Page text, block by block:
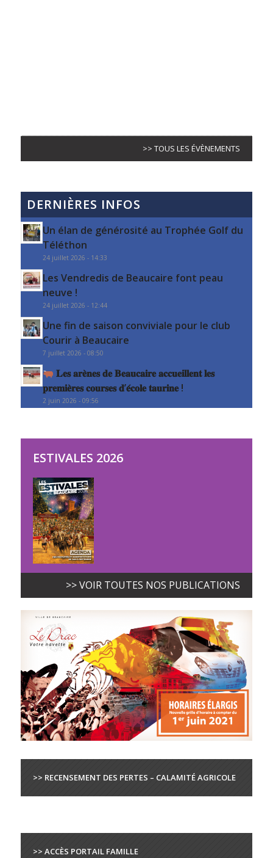
>> TOUS LES ÉVÈNEMENTS
DERNIÈRES INFOS
Un élan de générosité au Trophée Golf du
Téléthon
24 juillet 2026 - 14:33
Les Vendredis de Beaucaire font peau
neuve !
24 juillet 2026 - 12:44
Une fin de saison conviviale pour le club
Courir à Beaucaire
7 juillet 2026 - 08:50
𝐋𝐞𝐬 𝐚𝐫𝐞̀𝐧𝐞𝐬 𝐝𝐞 𝐁𝐞𝐚𝐮𝐜𝐚𝐢𝐫𝐞 𝐚𝐜𝐜𝐮𝐞𝐢𝐥𝐥𝐞𝐧𝐭 𝐥𝐞𝐬
𝐩𝐫𝐞𝐦𝐢𝐞̀𝐫𝐞𝐬 𝐜𝐨𝐮𝐫𝐬𝐞𝐬 𝐝’𝐞́𝐜𝐨𝐥𝐞 𝐭𝐚𝐮𝐫𝐢𝐧𝐞 !
2 juin 2026 - 09:56
ESTIVALES 2026
>> VOIR TOUTES NOS PUBLICATIONS
>> RECENSEMENT DES PERTES – CALAMITÉ AGRICOLE
>> ACCÈS PORTAIL FAMILLE